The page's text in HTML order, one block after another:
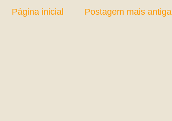
Postagem mais antiga
Página inicial